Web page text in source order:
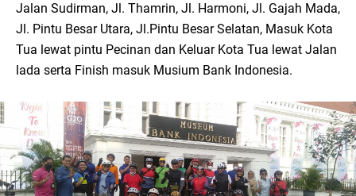
Jalan Sudirman, Jl. Thamrin, Jl. Harmoni, Jl. Gajah Mada,
Jl. Pintu Besar Utara, Jl.Pintu Besar Selatan, Masuk Kota
Tua lewat pintu Pecinan dan Keluar Kota Tua lewat Jalan
lada serta Finish masuk Musium Bank Indonesia.